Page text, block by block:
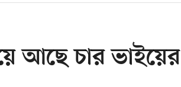
আছে চার ভাইয়ের